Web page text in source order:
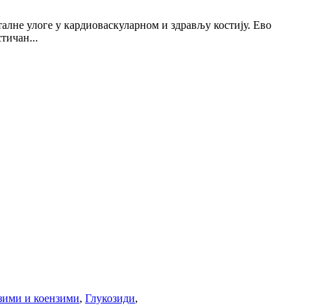
улоге у кардиоваскуларном и здрављу костију. Ево
и коензими, Глукозиди,